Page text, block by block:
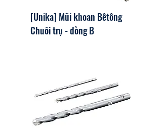
[Unika] Mũi khoan Bêtông
Chuôi trụ - dòng B